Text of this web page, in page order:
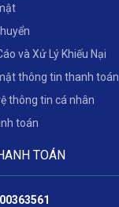
và Xử Lý Khiếu Nại
thông tin thanh toán
thông tin cá nhân
toán
TOÁN